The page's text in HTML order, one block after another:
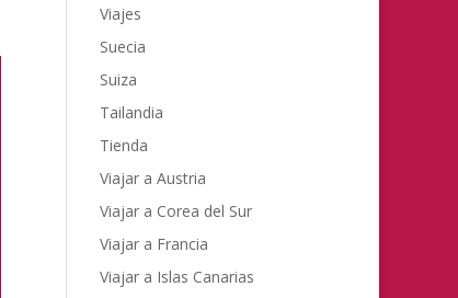
Viajes
Suecia
Suiza
Tailandia
Tienda
Viajar a Austria
Viajar a Corea del Sur
Viajar a Francia
Viajar a Islas Canarias